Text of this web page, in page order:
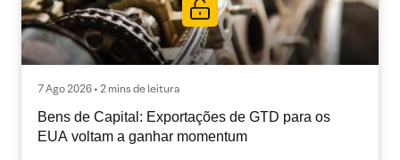
7 Ago 2026 • 2 mins de leitura
Bens de Capital: Exportações de GTD para os
EUA voltam a ganhar momentum